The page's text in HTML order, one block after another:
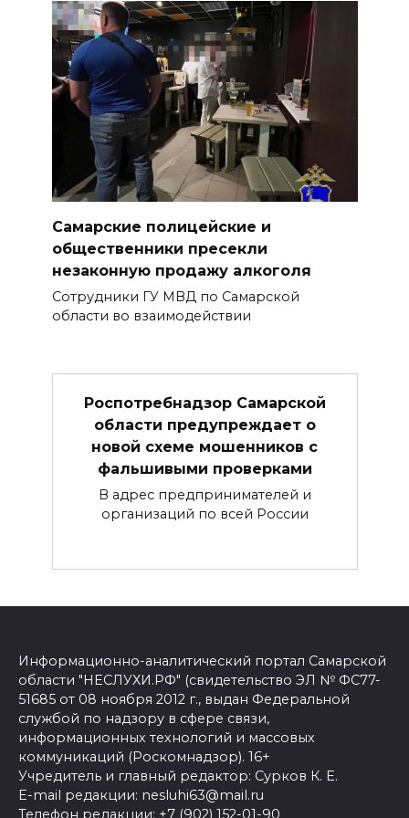
Самарские полицейские и
общественники пресекли
незаконную продажу алкоголя
Сотрудники ГУ МВД по Самарской
области во взаимодействии
Роспотребнадзор Самарской
области предупреждает о
новой схеме мошенников с
фальшивыми проверками
В адрес предпринимателей и
организаций по всей России
Информационно-аналитический портал Самарской
области "НЕСЛУХИ.РФ" (свидетельство ЭЛ № ФС77-
51685 от 08 ноября 2012 г., выдан Федеральной
службой по надзору в сфере связи,
информационных технологий и массовых
коммуникаций (Роскомнадзор). 16+
Учредитель и главный редактор: Сурков К. Е.
E-mail редакции: nesluhi63@mail.ru
Телефон редакции: +7 (902) 152-01-90